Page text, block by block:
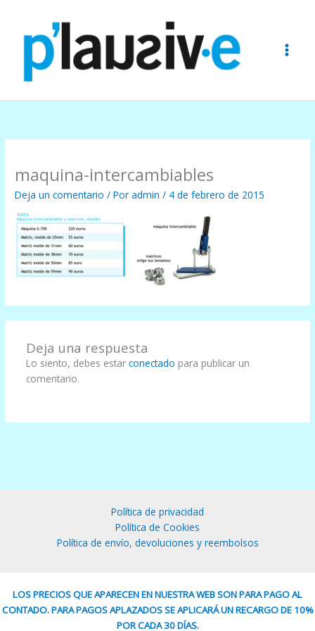
contenido
maquina-intercambiables
Deja un comentario / Poradmin/ 4 de febrero de 2015
Deja una respuesta
Lo siento, debes estar conectado para publicar un
comentario.
Política de privacidad
Política de Cookies
Política de envío, devoluciones y reembolsos
LOS PRECIOS QUE APARECEN EN NUESTRA WEB SON PARA PAGO AL
CONTADO. PARA PAGOS APLAZADOS SE APLICARÁ UN RECARGO DE 10%
POR CADA 30 DÍAS.